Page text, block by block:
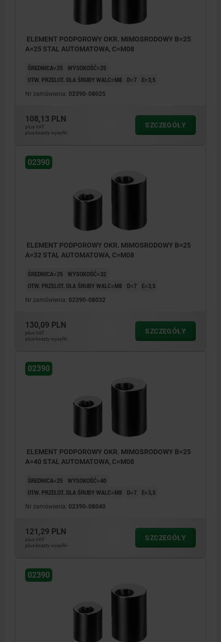
ELEMENT PODPOROWY OKR. MIMOSRODOWY B=25
A=25 STAL AUTOMATOWA, C=M08
ŚREDNICA=25 WYSOKOŚĆ=25
OTW. PRZELOT. DLA ŚRUBY WALC=M8
D=7 E=3,5
Nr zamówienia: 02390-08025
108,13 PLN
plus VAT
plus koszty wysyłki
SZCZEGÓŁY
02390
ELEMENT PODPOROWY OKR. MIMOSRODOWY B=25
A=32 STAL AUTOMATOWA, C=M08
ŚREDNICA=25 WYSOKOŚĆ=32
OTW. PRZELOT. DLA ŚRUBY WALC=M8
D=7 E=3,5
Nr zamówienia: 02390-08032
130,09 PLN
plus VAT
plus koszty wysyłki
SZCZEGÓŁY
02390
ELEMENT PODPOROWY OKR. MIMOSRODOWY B=25
A=40 STAL AUTOMATOWA, C=M08
ŚREDNICA=25 WYSOKOŚĆ=40
OTW. PRZELOT. DLA ŚRUBY WALC=M8
D=7 E=3,5
Nr zamówienia: 02390-08040
121,29 PLN
plus VAT
plus koszty wysyłki
SZCZEGÓŁY
02390